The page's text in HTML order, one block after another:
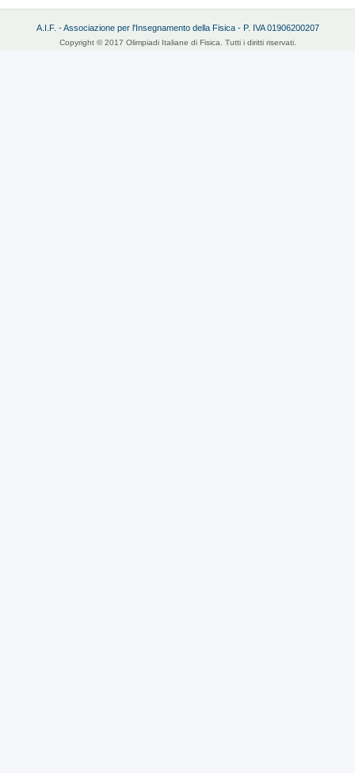
A.I.F. - Associazione per l'Insegnamento della Fisica - P. IVA 01906200207
Copyright © 2017 Olimpiadi Italiane di Fisica. Tutti i diritti riservati.